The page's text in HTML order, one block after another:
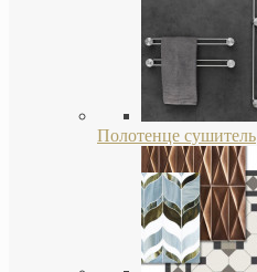
Полотенце сушитель